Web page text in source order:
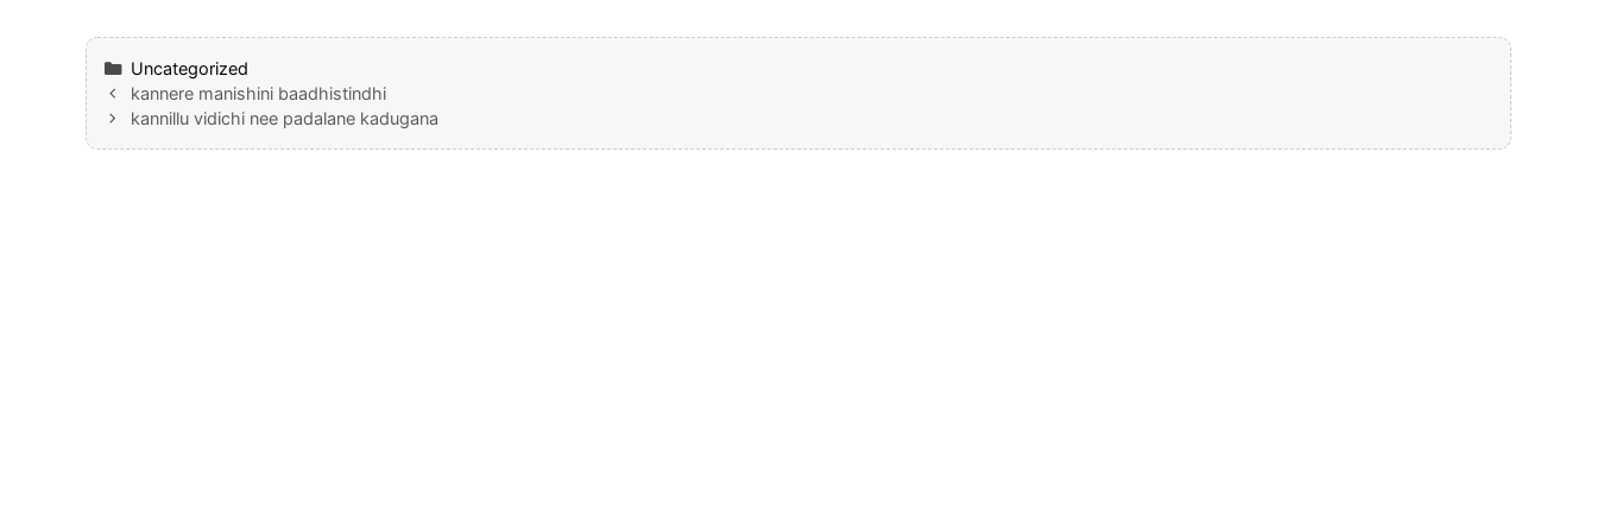
Categories
Uncategorized
kannere manishini baadhistindhi
kannillu vidichi nee padalane kadugana